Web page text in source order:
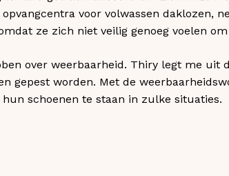
voor volwassen daklozen,
ze zich niet veilig genoeg voelen
over weerbaarheid. Thiry legt me uit
gepest worden. Met de
schoenen te staan in zulke situaties.